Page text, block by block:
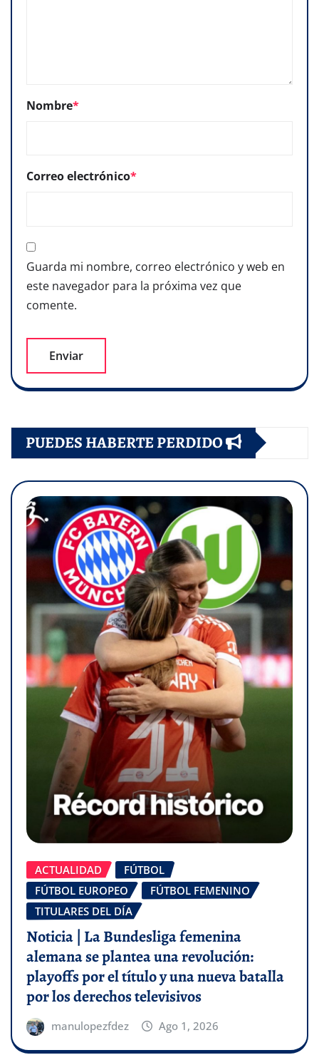
Nombre*
Correo electrónico*
Guarda mi nombre, correo electrónico y web en
este navegador para la próxima vez que
comente.
PUEDES HABERTE PERDIDO
ACTUALIDAD
FÚTBOL
FÚTBOL EUROPEO
FÚTBOL FEMENINO
TITULARES DEL DÍA
Noticia | La Bundesliga femenina
alemana se plantea una revolución:
playoffs por el título y una nueva batalla
por los derechos televisivos
manulopezfdez Ago 1, 2026